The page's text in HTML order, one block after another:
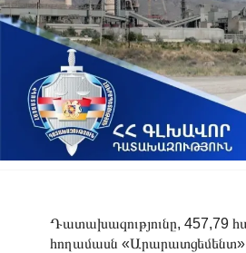
Դատախազությունը, 457,79
հողամասն «Արարատցեմենտ»